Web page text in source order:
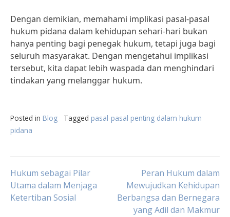
Dengan demikian, memahami implikasi pasal-pasal
hukum pidana dalam kehidupan sehari-hari bukan
hanya penting bagi penegak hukum, tetapi juga bagi
seluruh masyarakat. Dengan mengetahui implikasi
tersebut, kita dapat lebih waspada dan menghindari
tindakan yang melanggar hukum.
Posted in Blog Tagged pasal-pasal penting dalam hukum
pidana
Post
navigation
Hukum sebagai Pilar
Utama dalam Menjaga
Ketertiban Sosial
Peran Hukum dalam
Mewujudkan Kehidupan
Berbangsa dan Bernegara
yang Adil dan Makmur